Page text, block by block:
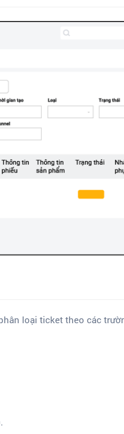
loại ticket theo các